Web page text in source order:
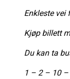
Enkleste vei
Kjøp billett
Du kan ta
1 – 2 – 10